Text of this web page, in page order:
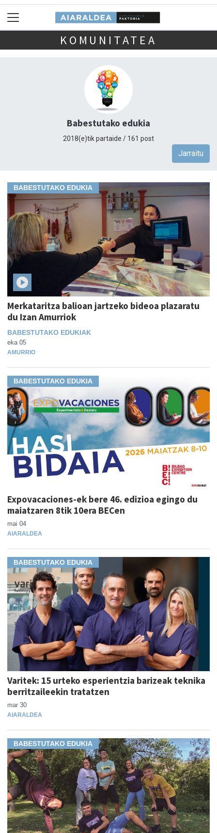
KOMUNITATEA
Babestutako edukia
2018(e)tik partaide / 161 post
Jarraitu
BABESTUTAKO EDUKIA
Merkataritza balioan jartzeko bideoa plazaratu
du Izan Amurriok
BABESTUTAKO EDUKIAK
eka 05
AMURRIO
BABESTUTAKO EDUKIA
Expovacaciones-ek bere 46. edizioa egingo du
maiatzaren 8tik 10era BECen
mai 04
AIARALDEA
BABESTUTAKO EDUKIA
Varitek: 15 urteko esperientzia barizeak teknika
berritzaileekin tratatzen
mar 30
AIARALDEA
BABESTUTAKO EDUKIA